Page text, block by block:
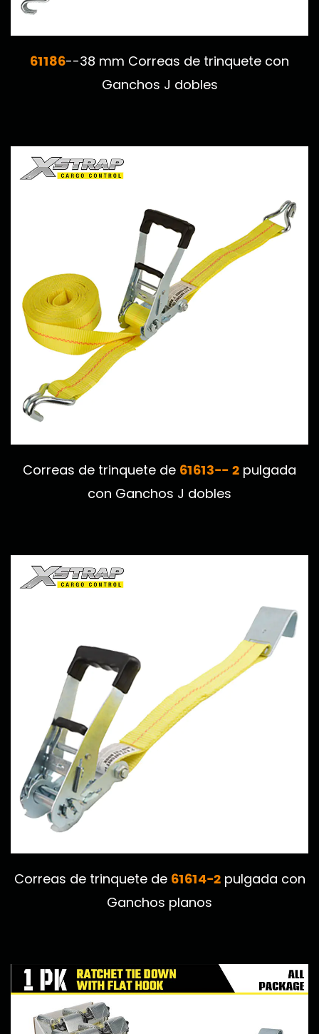
61186--38 mm Correas de trinquete con
Ganchos J dobles
Correas de trinquete de 61613-- 2 pulgada
con Ganchos J dobles
Correas de trinquete de 61614-2pulgada con
Ganchos planos